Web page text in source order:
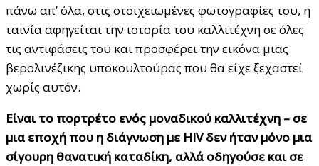
πάνω απ’ όλα, στις στοιχειωμένες φωτογραφίες του, η
ταινία αφηγείται την ιστορία του καλλιτέχνη σε όλες
τις αντιφάσεις του και προσφέρει την εικόνα μιας
βερολινέζικης υποκουλτούρας που θα είχε ξεχαστεί
χωρίς αυτόν.
Είναι το πορτρέτο ενός μοναδικού καλλιτέχνη – σε
μια εποχή που η διάγνωση με HIV δεν ήταν μόνο μια
σίγουρη θανατική καταδίκη, αλλά οδηγούσε και σε